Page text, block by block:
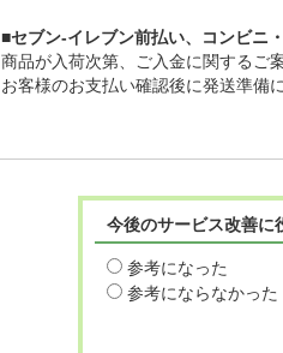
■セブン-イレブン前払い、コンビニ
商品が入荷次第、ご入金に関するご
お客様のお支払い確認後に発送準備
今後のサービス改善に
参考になった
参考にならなかった